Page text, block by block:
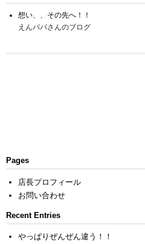
想い、、その先へ！！
えんパパさんのブログ
Pages
店長プロフィール
お問い合わせ
Recent Entries
やっぱりぜんぜん違う！！